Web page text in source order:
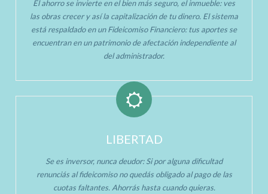
El ahorro se invierte en el bien más seguro, el inmueble: ves
las obras crecer y así la capitalización de tu dinero. El sistema
está respaldado en un Fideicomiso Financiero: tus aportes se
encuentran en un patrimonio de afectación independiente al
del administrador.
LIBERTAD
Se es inversor, nunca deudor: Si por alguna dificultad
renunciás al fideicomiso no quedás obligado al pago de las
cuotas faltantes. Ahorrás hasta cuando quieras.